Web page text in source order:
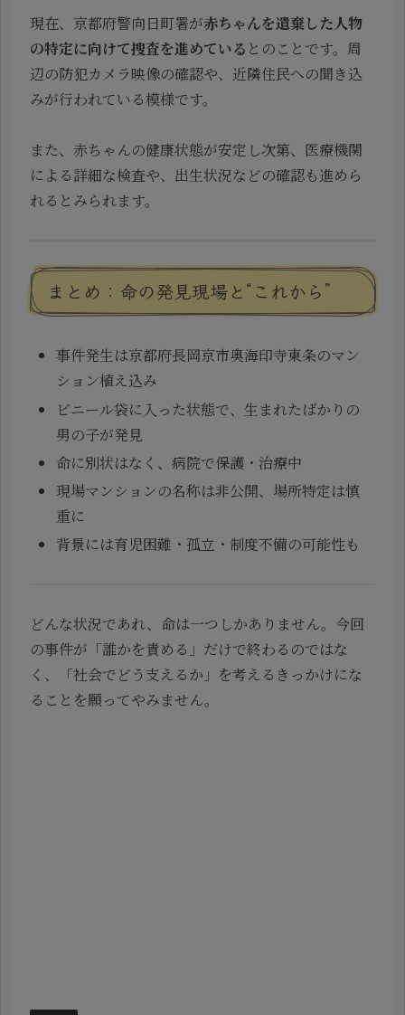
現在、京都府警向日町署が赤ちゃんを遺棄した人物
の特定に向けて捜査を進めている とのことです。周
辺の防犯カメラ映像の確認や、近隣住民への聞き込
みが行われている模様です。
また、赤ちゃんの健康状態が安定し次第、医療機関
による詳細な検査や、出生状況などの確認も進めら
れるとみられます。
まとめ：命の発見現場と“これから”
事件発生は京都府長岡京市奥海印寺東条のマン
ション植え込み
ビニール袋に入った状態で、生まれたばかりの
男の子が発見
命に別状はなく、病院で保護・治療中
現場マンションの名称は非公開、場所特定は慎
重に
背景には育児困難・孤立・制度不備の可能性も
どんな状況であれ、命は一つしかありません。今回
の事件が「誰かを責める」だけで終わるのではな
く、「社会でどう支えるか」を考えるきっかけにな
ることを願ってやみません。